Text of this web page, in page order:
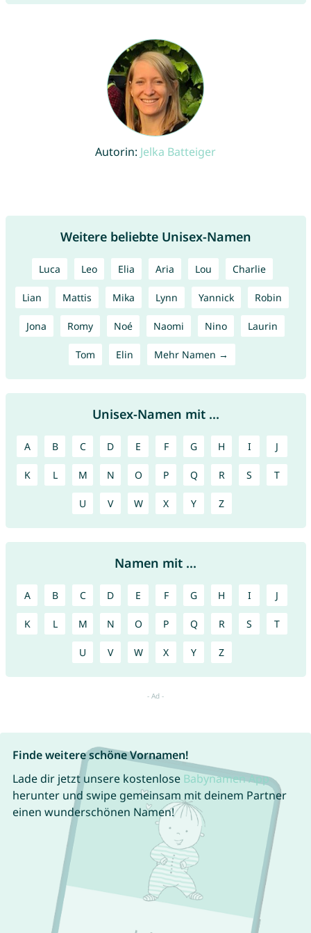
Autorin: Jelka Batteiger
Weitere beliebte Unisex-Namen
Luca Leo Elia Aria Lou Charlie
Lian Mattis Mika Lynn Yannick Robin
Jona Romy Noé Naomi Nino Laurin
Tom Elin Mehr Namen →
Unisex-Namen mit ...
A B C D E F G H I J
K L M N O P Q R S T
U V W X Y Z
Namen mit ...
A B C D E F G H I J
K L M N O P Q R S T
U V W X Y Z
Finde weitere schöne Vornamen!
Lade dir jetzt unsere kostenlose Babynamen App
herunter und swipe gemeinsam mit deinem Partner
einen wunderschönen Namen!